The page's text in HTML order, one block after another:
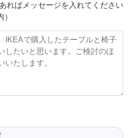
ればメッセージを入れてください